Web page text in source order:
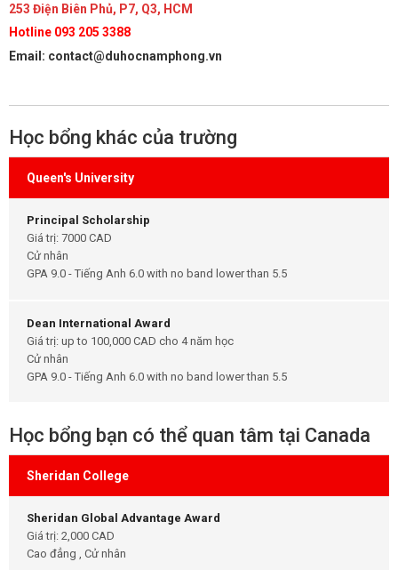
253 Điện Biên Phủ, P7, Q3, HCM
Hotline 093 205 3388
Email: contact@duhocnamphong.vn
Học bổng khác của trường
Queen's University
Principal Scholarship
Giá trị: 7000 CAD
Cử nhân
GPA 9.0 - Tiếng Anh 6.0 with no band lower than 5.5
Dean International Award
Giá trị: up to 100,000 CAD cho 4 năm học
Cử nhân
GPA 9.0 - Tiếng Anh 6.0 with no band lower than 5.5
Học bổng bạn có thể quan tâm tại Canada
Sheridan College
Sheridan Global Advantage Award
Giá trị: 2,000 CAD
Cao đẳng , Cử nhân